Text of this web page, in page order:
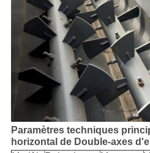
Paramètres techniques
horizontal de Double-axes